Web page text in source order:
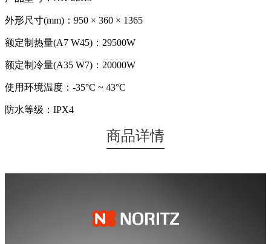
外形尺寸(mm)：950 × 360 × 1365
额定制热量(A7 W45)：29500W
额定制冷量(A35 W7)：20000W
使用环境温度：-35°C ~ 43°C
防水等级：IPX4
商品详情